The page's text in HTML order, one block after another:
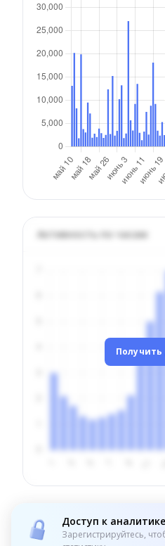
Активность по часам
Получить
Доступ к
Зарегистрируйтесь,